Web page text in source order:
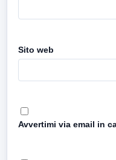
Sito web
Avvertimi via email in